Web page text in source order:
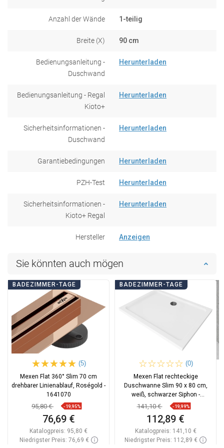
Anzahl der Wände 1-teilig
Breite (X) 90 cm
Bedienungsanleitung -
Duschwand
Herunterladen
Bedienungsanleitung - Regal
Kioto+
Herunterladen
Sicherheitsinformationen -
Duschwand
Herunterladen
Garantiebedingungen Herunterladen
PZH-Test Herunterladen
Sicherheitsinformationen -
Kioto+ Regal
Herunterladen
Hersteller Anzeigen
Sie könnten auch mögen
BADEZIMMER-TAGE
(5)
Mexen Flat 360° Slim 70 cm
drehbarer Linienablauf, Roségold -
1641070
95,80 € -19,95%
76,69 €
Katalogpreis: 95,80 €
Niedrigster Preis: 76,69 €
BADEZIMMER-TAGE
(0)
Mexen Flat rechteckige
Duschwanne Slim 90 x 80 cm,
weiß, schwarzer Siphon -
40108090B
141,10 € -19,99%
112,89 €
Katalogpreis: 141,10 €
Niedrigster Preis: 112,89 €